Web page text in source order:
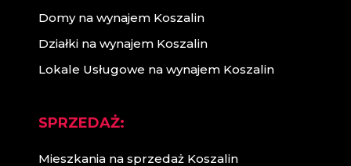
Domy na wynajem Koszalin
Działki na wynajem Koszalin
Lokale Usługowe na wynajem Koszalin
SPRZEDAŻ:
Mieszkania na sprzedaż Koszalin